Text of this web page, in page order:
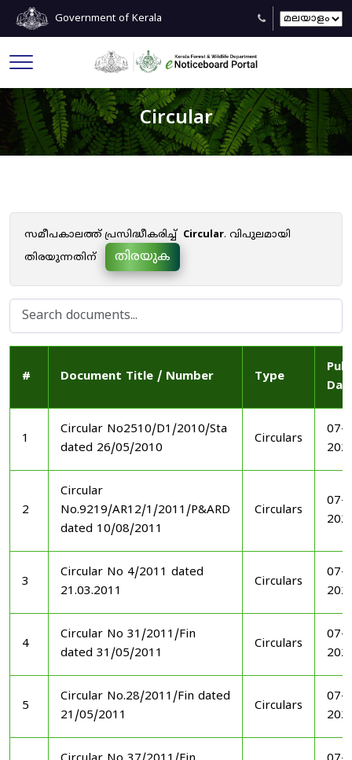
Government of Kerala
Circular
സമീപകാലത്ത് പ്രസിദ്ധീകരിച്ച് Circular. വിപുലമായി
തിരയുന്നതിന്
തിരയുക
# Document Title / Number Type
1
Circular No2510/D1/2010/Sta
dated 26/05/2010
Circulars
07-
2
Circular
No.9219/AR12/1/2011/P&ARD
dated 10/08/2011
Circulars
07-
3
Circular No 4/2011 dated
21.03.2011
Circulars
07-
4
Circular No 31/2011/Fin
dated 31/05/2011
Circulars
07-
5
Circular No.28/2011/Fin dated
21/05/2011
Circulars
07-